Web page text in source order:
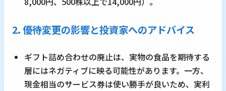
2. 優待変更の影響と投資家へのアドバイス
ギフト詰め合わせの廃止は、実物の食品を期待する
層にはネガティブに映る可能性があります。一方、
現金相当のサービス券は使い勝手が良いため、実利